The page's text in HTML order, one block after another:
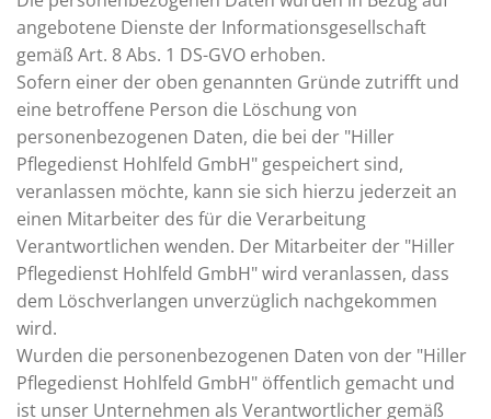
angebotene Dienste der Informationsgesellschaft
gemäß Art. 8 Abs. 1 DS-GVO erhoben.
Sofern einer der oben genannten Gründe zutrifft und
eine betroffene Person die Löschung von
personenbezogenen Daten, die bei der "Hiller
Pflegedienst Hohlfeld GmbH" gespeichert sind,
veranlassen möchte, kann sie sich hierzu jederzeit an
einen Mitarbeiter des für die Verarbeitung
Verantwortlichen wenden. Der Mitarbeiter der "Hiller
Pflegedienst Hohlfeld GmbH" wird veranlassen, dass
dem Löschverlangen unverzüglich nachgekommen
wird.
Wurden die personenbezogenen Daten von der "Hiller
Pflegedienst Hohlfeld GmbH" öffentlich gemacht und
ist unser Unternehmen als Verantwortlicher gemäß